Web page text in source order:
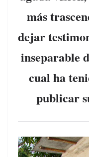
más
dejar
inseparable
cual ha
publicar